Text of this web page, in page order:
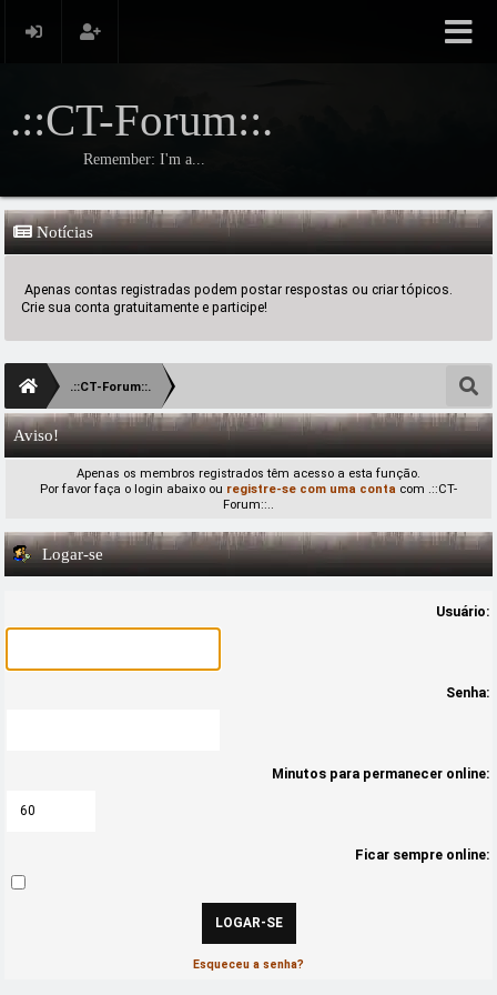
.::CT-Forum::.
Remember: I'm a...
Notícias
Apenas contas registradas podem postar respostas ou criar tópicos.
Crie sua conta gratuitamente e participe!
.::CT-Forum::.
Aviso!
Apenas os membros registrados têm acesso a esta função.
Por favor faça o login abaixo ou registre-se com uma conta com .::CT-
Forum::..
Logar-se
Usuário:
Senha:
Minutos para permanecer online:
Ficar sempre online:
Esqueceu a senha?